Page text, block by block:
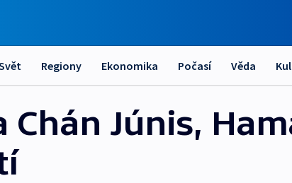
Regiony Ekonomika Počasí Věda
Chán Júnis,